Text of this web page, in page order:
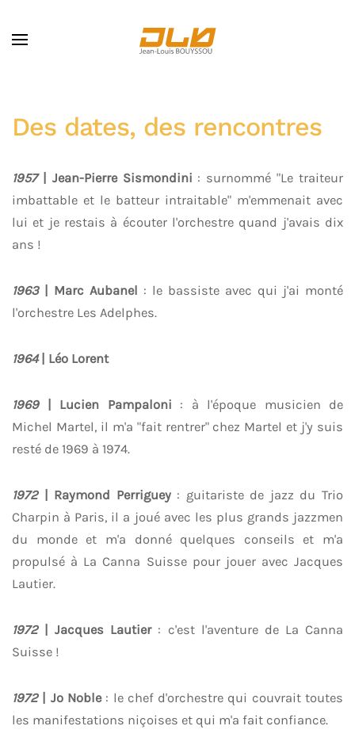
Skip to main content
Des dates, des rencontres
1957| Jean-Pierre Sismondini : surnommé "Le traiteur
imbattable et le batteur intraitable" m'emmenait avec
lui et je restais à écouter l'orchestre quand j'avais dix
ans !
1963| Marc Aubanel : le bassiste avec qui j'ai monté
l'orchestre Les Adelphes.
1964| Léo Lorent
1969| Lucien Pampaloni : à l'époque musicien de
Michel Martel, il m'a "fait rentrer" chez Martel et j'y suis
resté de 1969 à 1974.
1972| Raymond Perriguey: guitariste de jazz du Trio
Charpin à Paris, il a joué avec les plus grands jazzmen
du monde et m'a donné quelques conseils et m'a
propulsé à La Canna Suisse pour jouer avec Jacques
Lautier.
1972| Jacques Lautier: c'est l'aventure de La Canna
Suisse !
1972| Jo Noble: le chef d'orchestre qui couvrait toutes
les manifestations niçoises et qui m'a fait confiance.